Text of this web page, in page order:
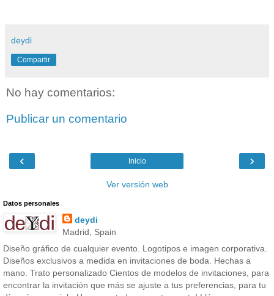
deydi
Compartir
No hay comentarios:
Publicar un comentario
‹ ›
Inicio
Ver versión web
Datos personales
deydi
Madrid, Spain
Diseño gráfico de cualquier evento. Logotipos e imagen corporativa.
Diseños exclusivos a medida en invitaciones de boda. Hechas a
mano. Trato personalizado Cientos de modelos de invitaciones, para
encontrar la invitación que más se ajuste a tus preferencias, para tu